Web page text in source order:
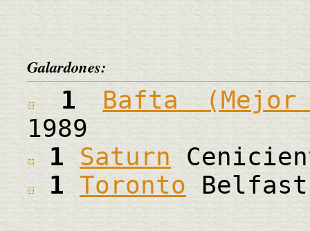
Galardones:
1 Bafta
1989
1Saturn
1Toronto